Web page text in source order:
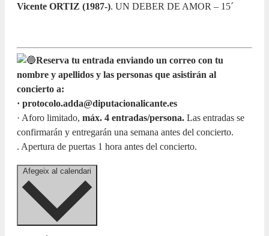
Vicente ORTIZ (1987-). UN DEBER DE AMOR – 15´
Reserva tu entrada enviando un correo con tu
nombre y apellidos y las personas que asistirán al
concierto a:
· protocolo.adda@diputacionalicante.es
· Aforo limitado, máx. 4 entradas/persona. Las entradas se
confirmarán y entregarán una semana antes del concierto.
. Apertura de puertas 1 hora antes del concierto.